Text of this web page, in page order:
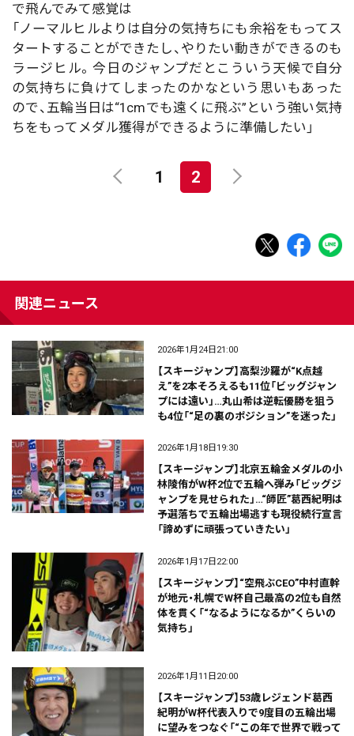
で飛んでみて感覚は
「ノーマルヒルよりは自分の気持ちにも余裕をもってス
タートすることができたし、やりたい動きができるのも
ラージヒル。今日のジャンプだとこういう天候で自分
の気持ちに負けてしまったのかなという思いもあった
ので、五輪当日は“1cmでも遠くに飛ぶ”という強い気持
ちをもってメダル獲得ができるように準備したい」
1 2
関連ニュース
2026年1月24日21:00
【スキージャンプ】高梨沙羅が“K点越
え”を2本そろえるも11位「ビッグジャン
プには遠い」…丸山希は逆転優勝を狙う
も4位「“足の裏のポジション”を迷った」
2026年1月18日19:30
【スキージャンプ】北京五輪金メダルの小
林陵侑がW杯2位で五輪へ弾み「ビッグジ
ャンプを見せられた」…“師匠”葛西紀明は
予選落ちで五輪出場逃すも現役続行宣言
「諦めずに頑張っていきたい」
2026年1月17日22:00
【スキージャンプ】“空飛ぶCEO”中村直幹
が地元・札幌でW杯自己最高の2位も自然
体を貫く「“なるようになるか”くらいの
気持ち」
2026年1月11日20:00
【スキージャンプ】53歳レジェンド葛西
紀明がW杯代表入りで9度目の五輪出場
に望みをつなぐ「“この年で世界で戦って